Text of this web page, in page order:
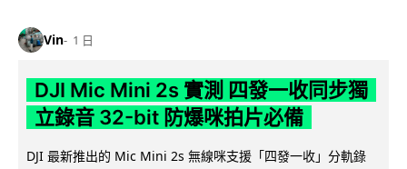
Vin 1 日
DJI Mic Mini 2s 實測 四發一收同步獨
立錄音 32-bit 防爆咪拍片必備
DJI 最新推出的 Mic Mini 2s 無線咪支援「四發一收」分軌錄